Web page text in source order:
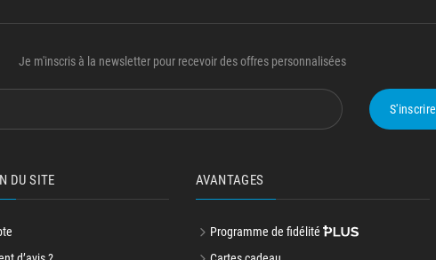
Je m'inscris à la newsletter pour recevoir des offres personnalisées
S'inscrire
DU SITE AVANTAGES
Programme de fidélité